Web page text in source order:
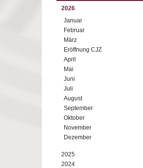
2026
Januar
Februar
März
Eröffnung CJZ
April
Mai
Juni
Juli
August
September
Oktober
November
Dezember
2025
2024